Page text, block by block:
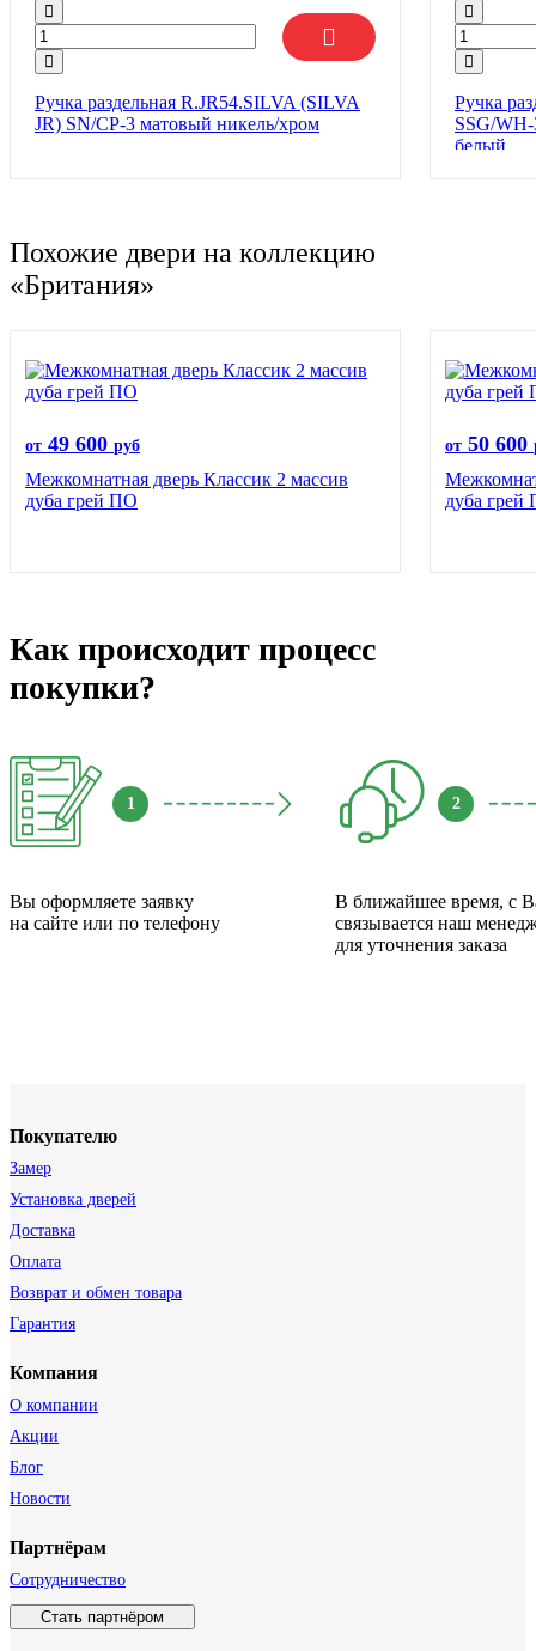
Ручка раздельная R.JR54.SILVA (SILVA
JR) SN/CP-3 матовый никель/хром
Ручка
SSG/WH-
белый
Похожие двери на коллекцию
«Британия»
от 49 600 руб
Межкомнатная дверь Классик 2 массив
дуба грей ПО
от 50 600
дуба грей
Как происходит процесс
покупки?
1
Вы оформляете заявку
на сайте или по телефону
2
В ближайшее время, с
связывается наш
для уточнения заказа
Покупателю
Замер
Установка дверей
Доставка
Оплата
Возврат и обмен товара
Гарантия
Компания
О компании
Акции
Блог
Новости
Партнёрам
Сотрудничество
Стать партнёром